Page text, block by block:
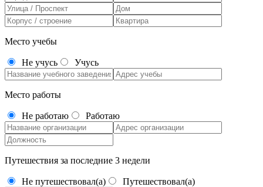
Место учебы
Не учусь Учусь
Место работы
Не работаю Работаю
Путешествия за последние 3 недели
Не путешествовал(а) Путешествовал(а)